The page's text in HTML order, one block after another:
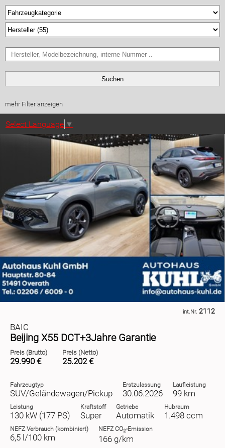
mehr Filter anzeigen
Suchen
Ausstattungsmerkmale
Allrad
BiXenon
Dachart: Schiebedach
Klimaautomatik/Klimatronic
Kurvenlicht/Abbiegelicht
LED - Tagfahrlicht
Leder
Lichtsensor
Navigationssystem
Navigationssystem (mit Fernseher)
Regensensor
Sitzheizung vorn
Sportausstattung
Sportfahrwerk
Sportsitze/Schalensitze
Tagfahrlicht
Tempomat
Xenon
Select Language ▼
int.Nr. 2112
BAIC
Beijing X55 DCT+3Jahre Garantie
Preis (Brutto)
29.990 €
Preis (Netto)
25.202 €
Fahrzeugtyp
SUV/Geländewagen/Pickup
Erstzulassung
30.06.2026
Laufleistung
99 km
Leistung
130 kW (177 PS)
Kraftstoff
Super
Getriebe
Automatik
Hubraum
1.498 ccm
NEFZVerbrauch (kombiniert)
6,5 l/100 km
NEFZCO2-Emission
166 g/km